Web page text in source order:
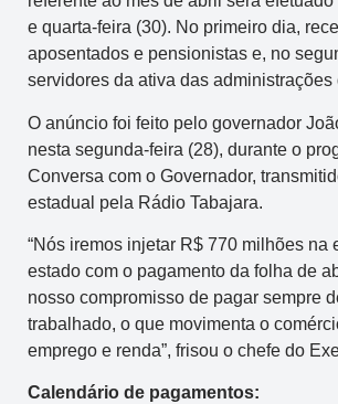
e quarta-feira (30). No primeiro dia,
aposentados e pensionistas e, no
servidores da ativa das administrações
O anúncio foi feito pelo governador
nesta segunda-feira (28), durante o
Conversa com o Governador,
estadual pela Rádio Tabajara.
“Nós iremos injetar R$ 770 milhões na
estado com o pagamento da folha de
nosso compromisso de pagar sempre
trabalhado, o que movimenta o
emprego e renda”, frisou o chefe do
Calendário de pagamentos: